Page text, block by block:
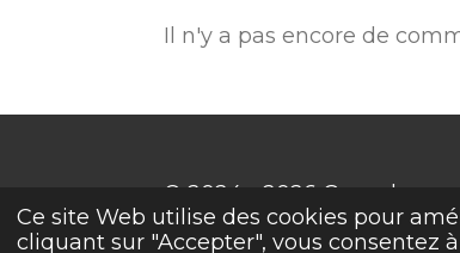
Ce site Web utilise des cookies pour
cliquant sur "Accepter", vous consentez
Il n'y a pas encore de
© 2024 - 2026 Grave basse